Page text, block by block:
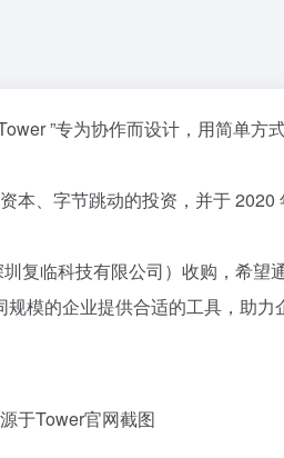
”专为协作而设计，用简单方
本、字节跳动的投资，并于 2020
复临科技有限公司）收购，希望
模的企业提供合适的工具，助力
于Tower官网截图